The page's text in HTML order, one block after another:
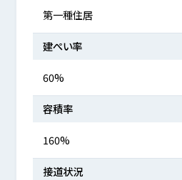
第一種住居
建ぺい率
60%
容積率
160%
接道状況